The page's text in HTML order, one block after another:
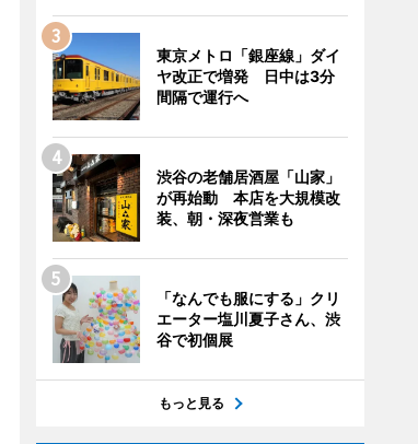
東京メトロ「銀座線」ダイ
ヤ改正で増発 日中は3分
間隔で運行へ
渋谷の老舗居酒屋「山家」
が再始動 本店を大規模改
装、朝・深夜営業も
「なんでも服にする」クリ
エーター塩川夏子さん、渋
谷で初個展
もっと見る